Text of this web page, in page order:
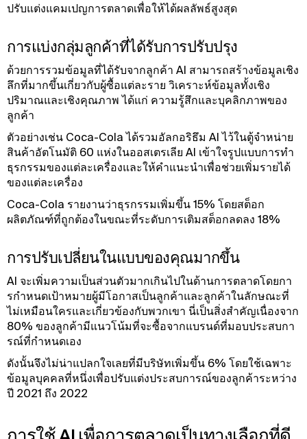
ปรับแต่งแคมเปญการตลาดเพื่อให้ได้ผลลัพธ์สูงสุด
การแบ่งกลุ่มลูกค้าที่ได้รับการปรับปรุง
ด้วยการรวมข้อมูลที่ได้รับจากลูกค้า AI สามารถสร้างข้อมูลเชิง
ลึกที่มากขึ้นเกี่ยวกับผู้ซื้อแต่ละราย วิเคราะห์ข้อมูลทั้งเชิง
ปริมาณและเชิงคุณภาพ ได้แก่ ความรู้สึกและบุคลิกภาพของ
ลูกค้า
ตัวอย่างเช่น Coca-Cola ได้รวมอัลกอริธึม AI ไว้ในตู้จําหน่าย
สินค้าอัตโนมัติ 60 แห่งในออสเตรเลีย AI เข้าใจรูปแบบการทํา
ธุรกรรมของแต่ละเครื่องและให้คําแนะนําเพื่อช่วยเพิ่มรายได้
ของแต่ละเครื่อง
Coca-Cola รายงานว่าธุรกรรมเพิ่มขึ้น 15% โดยสต็อก
ผลิตภัณฑ์ที่ถูกต้องในขณะที่ระดับการเติมสต็อกลดลง 18%
การปรับเปลี่ยนในแบบของคุณมากขึ้น
AI จะเพิ่มความเป็นส่วนตัวมากเกินไปในด้านการตลาดโดยกา
รกําหนดเป้าหมายผู้มีโอกาสเป็นลูกค้าและลูกค้าในลักษณะที่
ไม่เหมือนใครและเกี่ยวข้องกับพวกเขา นี่เป็นสิ่งสําคัญเนื่องจาก
80% ของลูกค้ามีแนวโน้มที่จะซื้อจากแบรนด์ที่มอบประสบกา
รณ์ที่กําหนดเอง
ดังนั้นจึงไม่น่าแปลกใจเลยที่มีบริษัทเพิ่มขึ้น 6% โดยใช้เฉพาะ
ข้อมูลบุคคลที่หนึ่งเพื่อปรับแต่งประสบการณ์ของลูกค้าระหว่าง
ปี 2021 ถึง 2022